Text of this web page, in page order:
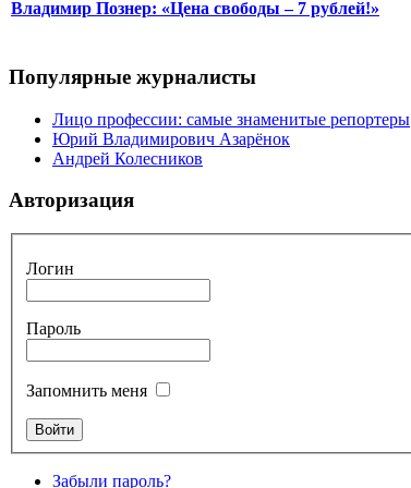
Владимир Познер: «Цена свободы – 7 рублей!»
Популярные журналисты
Лицо профессии: самые знаменитые репортеры
Юрий Владимирович Азарёнок
Андрей Колесников
Авторизация
Логин
Пароль
Запомнить меня
Забыли пароль?